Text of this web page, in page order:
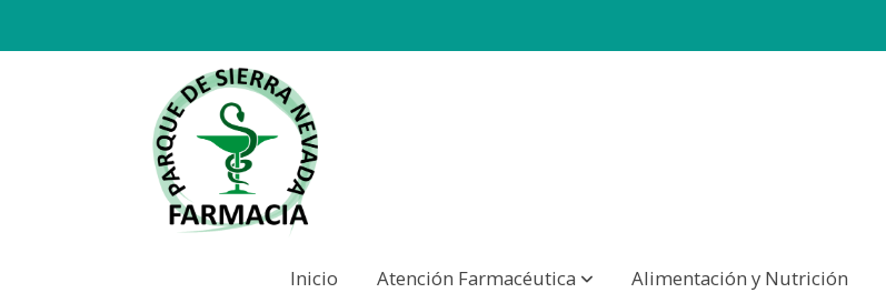
Inicio Atención Farmacéutica Alimentación y Nutrición